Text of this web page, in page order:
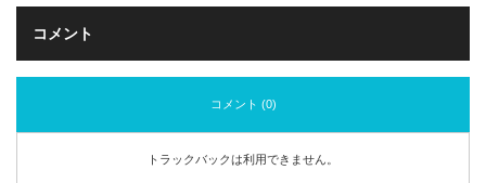
コメント
コメント (0)
トラックバックは利用できません。